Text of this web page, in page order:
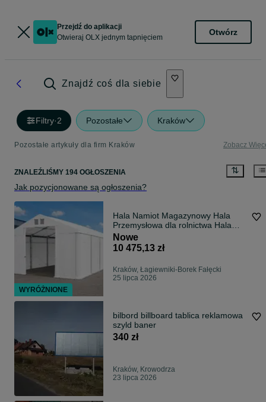
Przejdź do aplikacji
Otwieraj OLX jednym tapnięciem
Otwórz
Znajdź coś dla siebie
Filtry·2 Pozostałe Kraków
Pozostałe artykuły dla firm Kraków Zobacz
ZNALEŹLIŚMY 194 OGŁOSZENIA
Jak pozycjonowane są ogłoszenia?
Hala Namiot Magazynowy Hala
Przemysłowa dla rolnictwa Hala
namiotowa 8x8x3m
Nowe
10 475,13 zł
Kraków, Łagiewniki-Borek Fałęcki
25 lipca 2026
bilbord billboard tablica reklamowa
szyld baner
340 zł
Kraków, Krowodrza
23 lipca 2026
WYRÓŻNIONE